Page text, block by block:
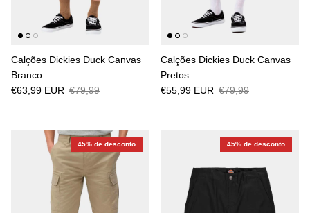
Calções Dickies Duck Canvas
Branco
€63,99 EUR €79,99
Calções Dickies Duck Canvas
Pretos
€55,99 EUR €79,99
45% de desconto 45% de desconto